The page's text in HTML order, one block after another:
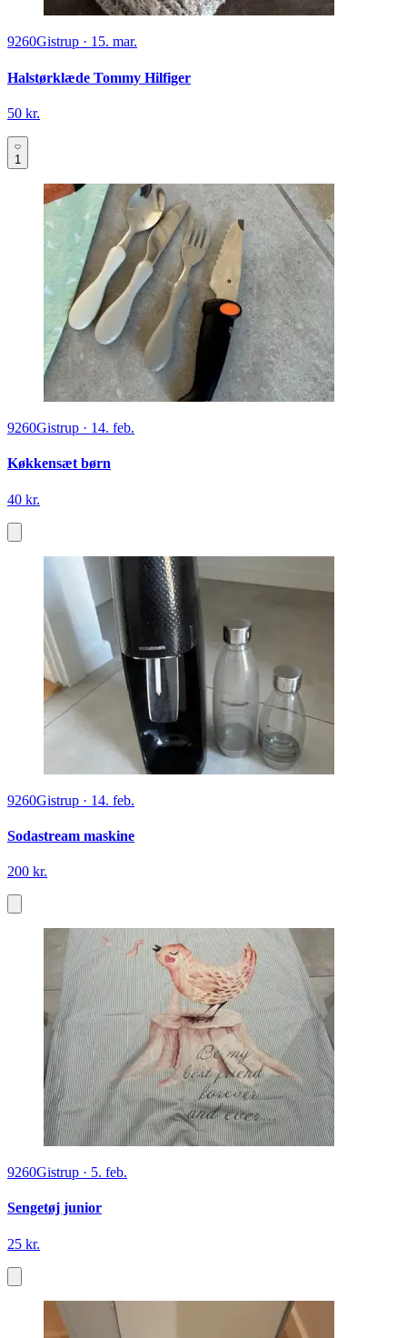
9260Gistrup · 15. mar.
Halstørklæde Tommy Hilfiger
50 kr.
1
9260Gistrup · 14. feb.
Køkkensæt børn
40 kr.
9260Gistrup · 14. feb.
Sodastream maskine
200 kr.
9260Gistrup · 5. feb.
Sengetøj junior
25 kr.